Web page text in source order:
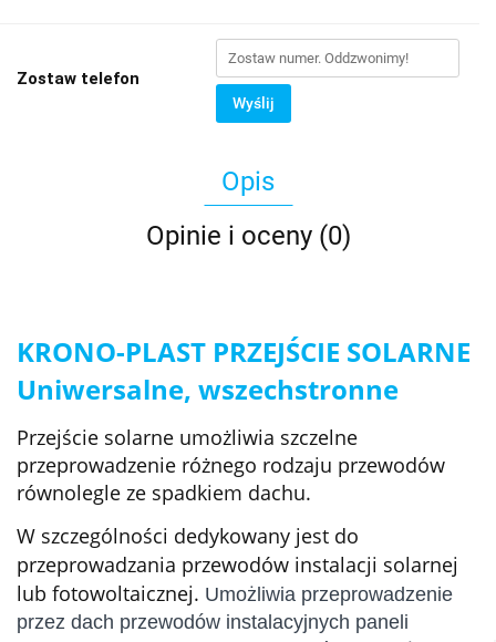
Zostaw telefon
Wyślij
Opis
Opinie i oceny (0)
KRONO-PLAST PRZEJŚCIE SOLARNE
Uniwersalne, wszechstronne
Przejście solarne umożliwia szczelne
przeprowadzenie różnego rodzaju przewodów
równolegle ze spadkiem dachu.
W szczególności dedykowany jest do
przeprowadzania przewodów instalacji solarnej
lub fotowoltaicznej. Umożliwia przeprowadzenie
przez dach przewodów instalacyjnych paneli